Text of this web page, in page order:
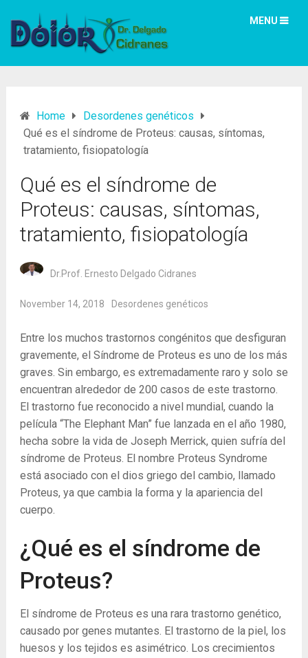
MENU
Home
Desordenes genéticos
Qué es el síndrome de Proteus: causas, síntomas,
tratamiento, fisiopatología
Qué es el síndrome de
Proteus: causas, síntomas,
tratamiento, fisiopatología
Dr.Prof. Ernesto Delgado Cidranes
November 14, 2018 Desordenes genéticos
Entre los muchos trastornos congénitos que desfiguran
gravemente, el Síndrome de Proteus es uno de los más
graves. Sin embargo, es extremadamente raro y solo se
encuentran alrededor de 200 casos de este trastorno.
El trastorno fue reconocido a nivel mundial, cuando la
película “The Elephant Man” fue lanzada en el año 1980,
hecha sobre la vida de Joseph Merrick, quien sufría del
síndrome de Proteus. El nombre Proteus Syndrome
está asociado con el dios griego del cambio, llamado
Proteus, ya que cambia la forma y la apariencia del
cuerpo.
¿Qué es el síndrome de
Proteus?
El síndrome de Proteus es una rara trastorno genético,
causado por genes mutantes. El trastorno de la piel, los
huesos y los tejidos es asimétrico. Los crecimientos